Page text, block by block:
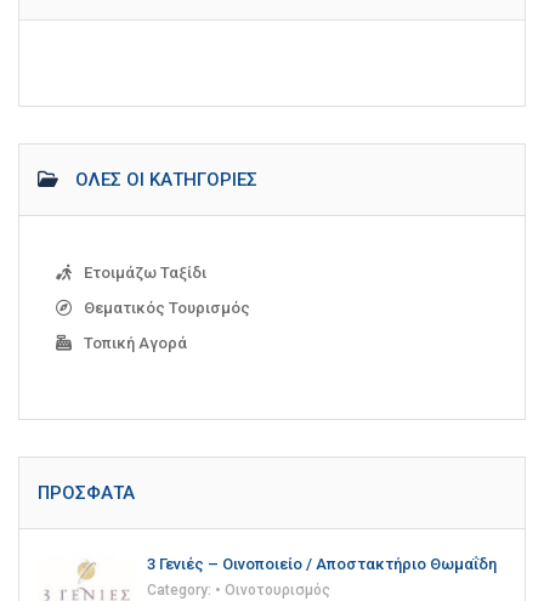
ΌΛΕΣ ΟΙ ΚΑΤΗΓΟΡΊΕΣ
Ετοιμάζω Ταξίδι
Θεματικός Τουρισμός
Τοπική Αγορά
ΠΡΌΣΦΑΤΑ
3 Γενιές – Οινοποιείο / Αποστακτήριο Θωμαΐδη
Category: • Οινοτουρισμός